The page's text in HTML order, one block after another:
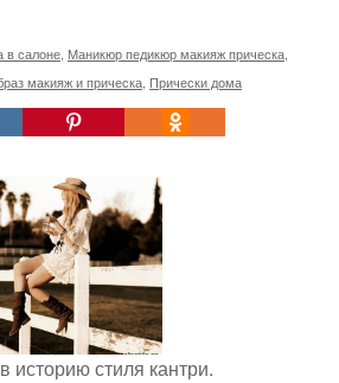
в салоне Маникюр педикюр макияж прическа
макияж и прическа Прически дома
историю стиля кантри.